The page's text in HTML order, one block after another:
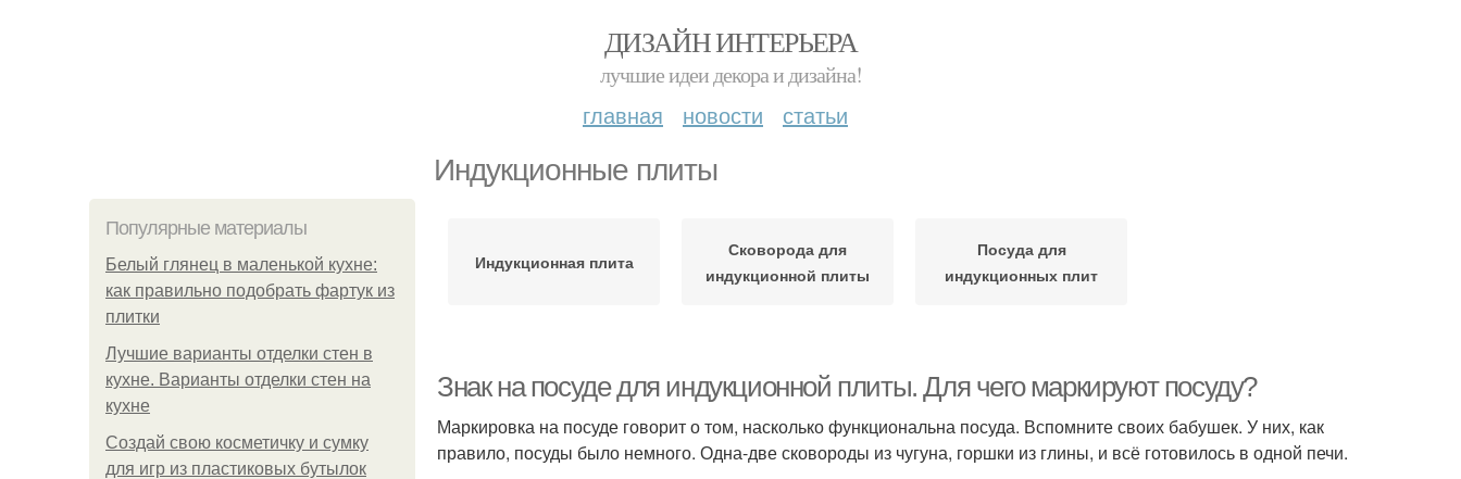
ДИЗАЙН ИНТЕРЬЕРА
лучшие идеи декора и дизайна!
главная новости статьи
Индукционные плиты
Популярные материалы
Белый глянец в маленькой кухне:
как правильно подобрать фартук из
плитки
Лучшие варианты отделки стен в
кухне. Варианты отделки стен на
кухне
Создай свою косметичку и сумку
для игр из пластиковых бутылок
Индукционная плита
Сковорода для
индукционной плиты
Посуда для
индукционных плит
Знак на посуде для индукционной плиты. Для чего маркируют посуду?
Маркировка на посуде говорит о том, насколько функциональна посуда. Вспомните своих бабушек. У них, как
правило, посуды было немного. Одна-две сковороды из чугуна, горшки из глины, и всё готовилось в одной печи.